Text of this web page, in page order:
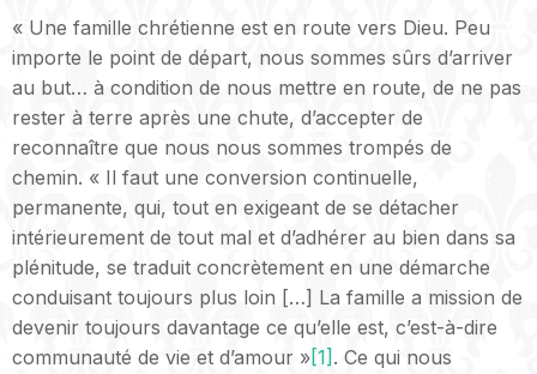
« Une famille chrétienne est en route vers Dieu. Peu
importe le point de départ, nous sommes sûrs d’arriver
au but… à condition de nous mettre en route, de ne pas
rester à terre après une chute, d’accepter de
reconnaître que nous nous sommes trompés de
chemin. « Il faut une conversion continuelle,
permanente, qui, tout en exigeant de se détacher
intérieurement de tout mal et d’adhérer au bien dans sa
plénitude, se traduit concrètement en une démarche
conduisant toujours plus loin […] La famille a mission de
devenir toujours davantage ce qu’elle est, c’est-à-dire
communauté de vie et d’amour »[1] . Ce qui nous